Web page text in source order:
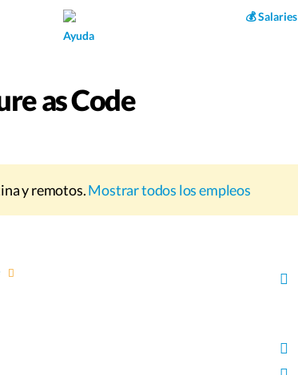
💰 Salaries
Ayuda
as Code
y remotos.Mostrar todos los empleos